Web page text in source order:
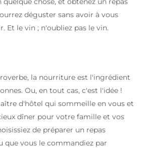
déguster sans avoir à vous
Et le vin ; n'oubliez pas le vin.
la nourriture est l'ingrédient
Ou, en tout cas, c'est l'idée !
d'hôtel qui sommeille en vous et
dîner pour votre famille et vos
de préparer un repas
que vous le commandiez par